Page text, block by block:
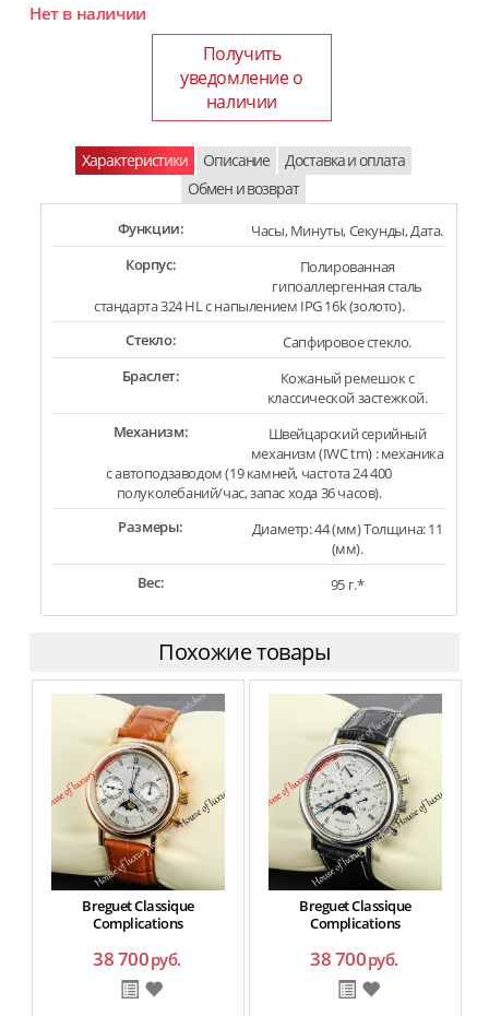
Нет в наличии
Получить
уведомление о
наличии
Характеристики Описание
Доставка и оплата
Обмен и возврат
Функции:
Часы, Минуты, Секунды, Дата.
Корпус:
Полированная
гипоаллергенная сталь
стандарта 324 HL с напылением IPG 16k (золото).
Стекло:
Сапфировое стекло.
Браслет:
Кожаный ремешок с
классической застежкой.
Механизм:
Швейцарский серийный
механизм (IWC tm) : механика
с автоподзаводом (19 камней, частота 24 400
полуколебаний/час, запас хода 36 часов).
Размеры:
Диаметр: 44 (мм) Толщина: 11
(мм).
Вес:
95 г.*
Похожие товары
Breguet Classique
Complications
38 700руб.
Breguet Classique
Complications
38 700руб.